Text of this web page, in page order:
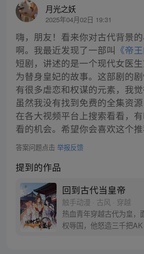
月光之妖
2025年04月02日 19:31
嗨，朋友！看来你对古代背景
啊。我最近发现了一部叫 《帝
短剧，讲述的是一个现代女医
为替身皇妃的故事。这部剧的剧
有很多虐恋和权谋的元素，我觉
虽然我没有找到免费的全集资
在各大视频平台上搜索看看，
看的机会。希望你会喜欢这个推
答案问题点击 举报反馈
提到的作品
回到古代当皇帝
触手动漫 · 古风 · 穿越
热血青年穿越古代为皇，
权辱国，他怒造三千把